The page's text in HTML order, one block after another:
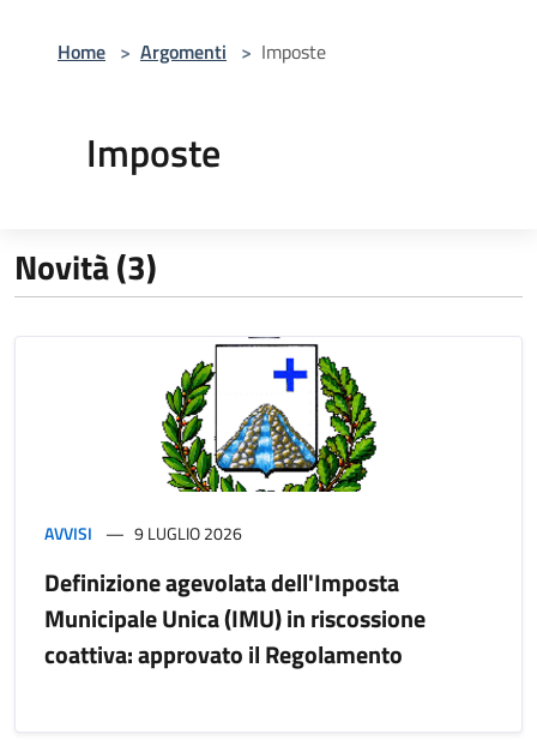
Home > Argomenti > Imposte
Imposte
Novità (3)
AVVISI 9 LUGLIO 2026
Definizione agevolata dell'Imposta
Municipale Unica (IMU) in riscossione
coattiva: approvato il Regolamento